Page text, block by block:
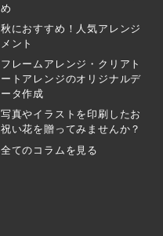
め
秋におすすめ！人気アレンジ
メント
フレームアレンジ・クリアト
ートアレンジのオリジナルデ
ータ作成
写真やイラストを印刷したお
祝い花を贈ってみませんか？
全てのコラムを見る